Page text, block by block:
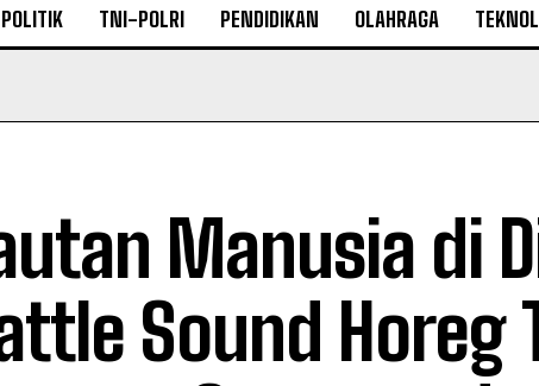
POLITIK TNI-POLRI PENDIDIKAN OLAHRAGA
Manusia di
Sound Horeg